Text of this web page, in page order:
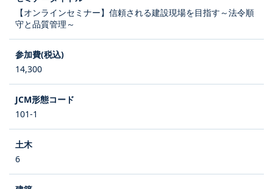
【オンラインセミナー】信頼される建設現場を目指す～法令順
守と品質管理～
14,300
101-1
6